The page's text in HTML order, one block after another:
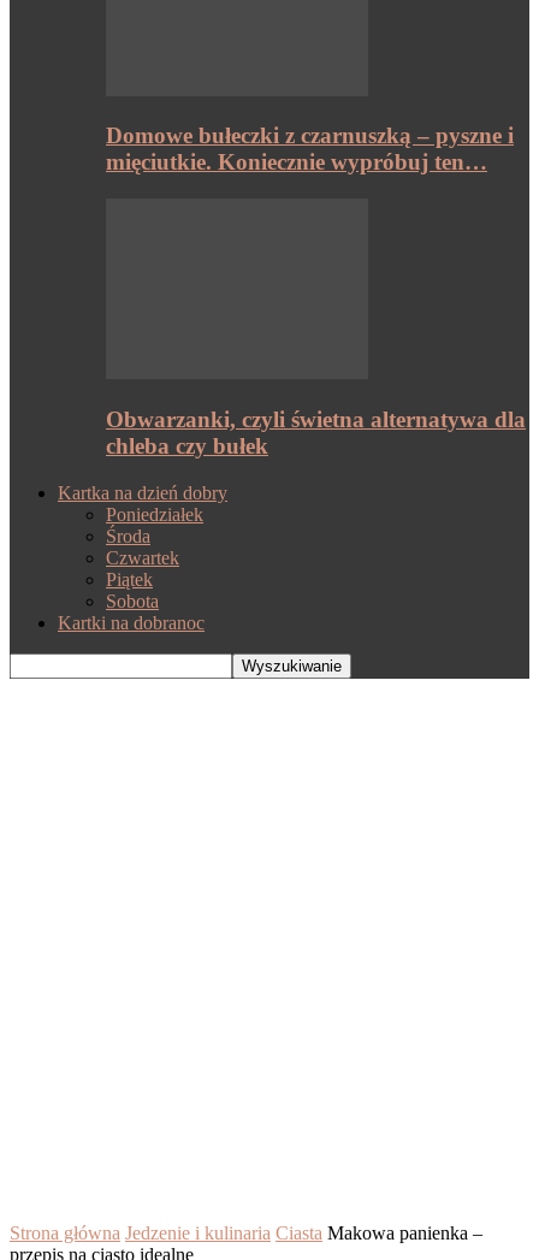
Domowe bułeczki z czarnuszką – pyszne i
mięciutkie. Koniecznie wypróbuj ten…
Obwarzanki, czyli świetna alternatywa dla
chleba czy bułek
Kartka na dzień dobry
Poniedziałek
Środa
Czwartek
Piątek
Sobota
Kartki na dobranoc
Strona główna Jedzenie i kulinaria Ciasta Makowa panienka –
przepis na ciasto idealne